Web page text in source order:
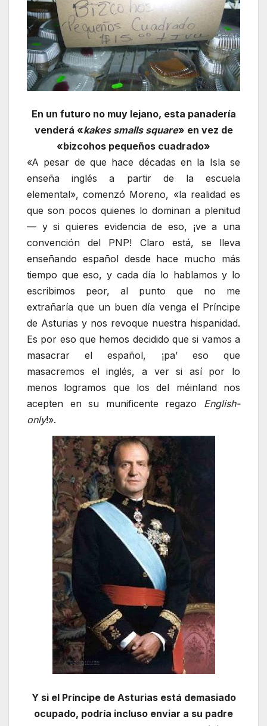
En un futuro no muy lejano, esta panadería
venderá «kakes smalls square» en vez de
«bizcohos pequeños cuadrado»
«A pesar de que hace décadas en la Isla se
enseña inglés a partir de la escuela
elemental», comenzó Moreno, «la realidad es
que son pocos quienes lo dominan a plenitud
— y si quieres evidencia de eso, ¡ve a una
convención del PNP! Claro está, se lleva
enseñando español desde hace mucho más
tiempo que eso, y cada día lo hablamos y lo
escribimos peor, al punto que no me
extrañaría que un buen día venga el Príncipe
de Asturias y nos revoque nuestra hispanidad.
Es por eso que hemos decidido que si vamos a
masacrar el español, ¡pa’ eso que
masacremos el inglés, a ver si así por lo
menos logramos que los del méinland nos
acepten en su munificente regazo English-
only!».
Y si el Príncipe de Asturias está demasiado
ocupado, podría incluso enviar a su padre